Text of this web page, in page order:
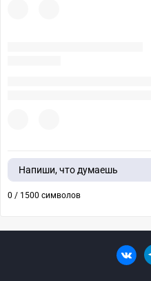
Напиши, что думаешь
0 / 1500 символов